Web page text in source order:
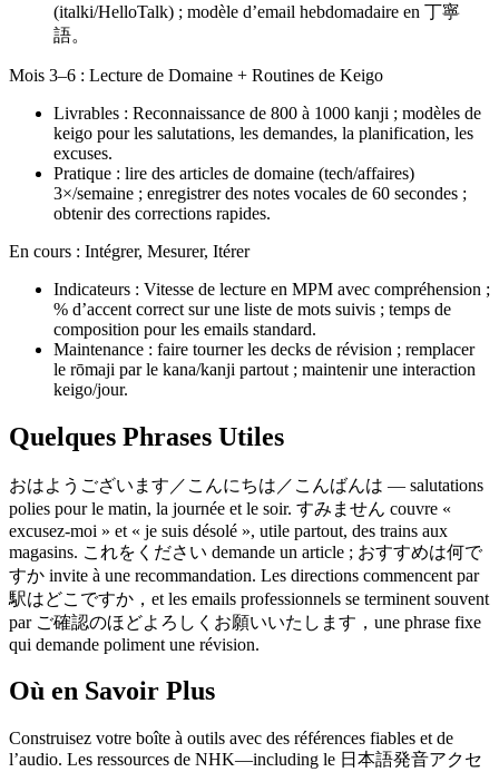
(italki/HelloTalk) ; modèle d’email hebdomadaire en 丁寧
語。
Mois 3–6 : Lecture de Domaine + Routines de Keigo
Livrables : Reconnaissance de 800 à 1000 kanji ; modèles de
keigo pour les salutations, les demandes, la planification, les
excuses.
Pratique : lire des articles de domaine (tech/affaires)
3×/semaine ; enregistrer des notes vocales de 60 secondes ;
obtenir des corrections rapides.
En cours : Intégrer, Mesurer, Itérer
Indicateurs : Vitesse de lecture en MPM avec compréhension ;
% d’accent correct sur une liste de mots suivis ; temps de
composition pour les emails standard.
Maintenance : faire tourner les decks de révision ; remplacer
le rōmaji par le kana/kanji partout ; maintenir une interaction
keigo/jour.
Quelques Phrases Utiles
おはようございます／こんにちは／こんばんは — salutations
polies pour le matin, la journée et le soir. すみません couvre «
excusez-moi » et « je suis désolé », utile partout, des trains aux
magasins. これをください demande un article ; おすすめは何で
すか invite à une recommandation. Les directions commencent par
駅はどこですか，et les emails professionnels se terminent souvent
par ご確認のほどよろしくお願いいたします，une phrase fixe
qui demande poliment une révision.
Où en Savoir Plus
Construisez votre boîte à outils avec des références fiables et de
l’audio. Les ressources de NHK—including le 日本語発音アクセ